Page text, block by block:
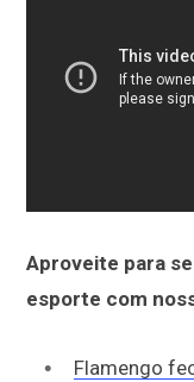
Aproveite para
esporte com
Flamengo